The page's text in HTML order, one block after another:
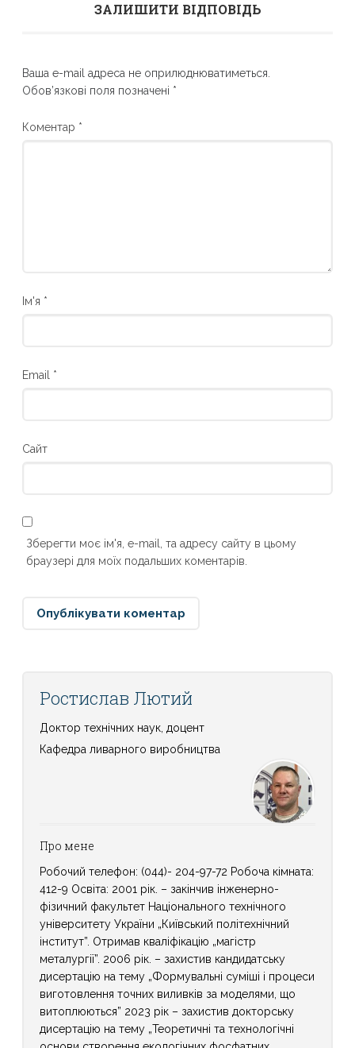
ЗАЛИШИТИ ВІДПОВІДЬ
Ваша e-mail адреса не оприлюднюватиметься.
Обов’язкові поля позначені *
Коментар *
Ім'я *
Email *
Сайт
Зберегти моє ім'я, e-mail, та адресу сайту в цьому
браузері для моїх подальших коментарів.
Ростислав Лютий
Доктор технічних наук, доцент
Кафедра ливарного виробництва
Про мене
Робочий телефон: (044)- 204-97-72 Робоча кімната:
412-9 Освіта: 2001 рік. – закінчив інженерно-
фізичний факультет Національного технічного
університету України „Київський політехнічний
інститут”. Отримав кваліфікацію „магістр
металургії”. 2006 рік. – захистив кандидатську
дисертацію на тему „Формувальні суміші і процеси
виготовлення точних виливків за моделями, що
витоплюються” 2023 рік – захистив докторську
дисертацію на тему „Теоретичні та технологічні